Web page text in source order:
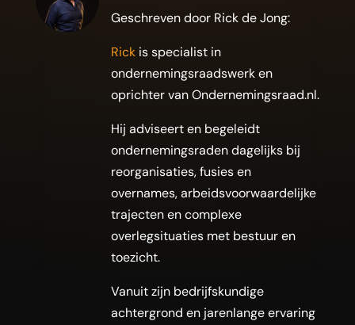
Geschreven door Rick de Jong:
Rickis specialist in
ondernemingsraadswerk en
oprichter van Ondernemingsraad.nl.
Hij adviseert en begeleidt
ondernemingsraden dagelijks bij
reorganisaties, fusies en
overnames, arbeidsvoorwaardelijke
trajecten en complexe
overlegsituaties met bestuur en
toezicht.
Vanuit zijn bedrijfskundige
achtergrond en jarenlange ervaring